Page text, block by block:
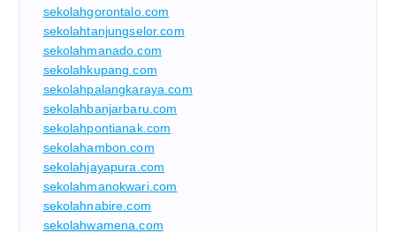
sekolahgorontalo.com
sekolahtanjungselor.com
sekolahmanado.com
sekolahkupang.com
sekolahpalangkaraya.com
sekolahbanjarbaru.com
sekolahpontianak.com
sekolahambon.com
sekolahjayapura.com
sekolahmanokwari.com
sekolahnabire.com
sekolahwamena.com